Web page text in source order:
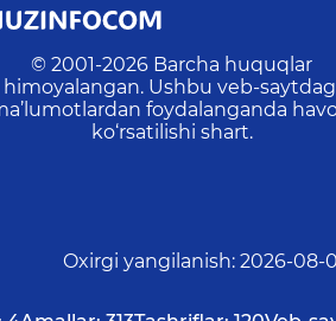
© 2001-2026 Barcha huquqlar
himoyalangan. Ushbu veb-
foydalanganda
ko‘rsatilishi shart.
Oxirgi yangilanish: 2026-08-